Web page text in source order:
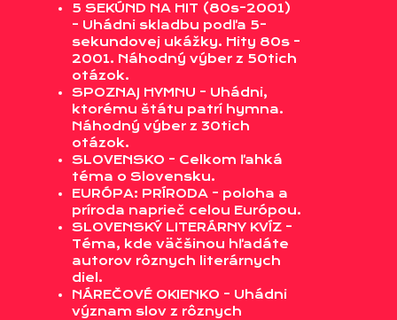
5 SEKÚND NA HIT (80s-2001)
- Uhádni skladbu podľa 5-
sekundovej ukážky. Hity 80s -
2001. Náhodný výber z 50tich
otázok.
SPOZNAJ HYMNU - Uhádni,
ktorému štátu patrí hymna.
Náhodný výber z 30tich
otázok.
SLOVENSKO - Celkom ľahká
téma o Slovensku.
EURÓPA: PRÍRODA - poloha a
príroda naprieč celou Európou.
SLOVENSKÝ LITERÁRNY KVÍZ -
Téma, kde väčšinou hľadáte
autorov rôznych literárnych
diel.
NÁREČOVÉ OKIENKO - Uhádni
význam slov z rôznych